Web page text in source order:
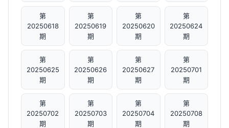
第
20250618
期
第
20250619
期
第
20250620
期
第
20250624
期
第
20250625
期
第
20250626
期
第
20250627
期
第
20250701
期
第
20250702
期
第
20250703
期
第
20250704
期
第
20250708
期